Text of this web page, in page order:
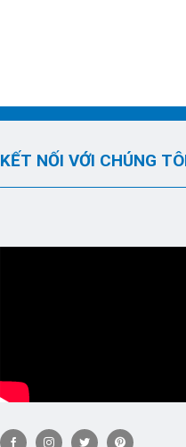
KẾT NỐI VỚI CHÚNG